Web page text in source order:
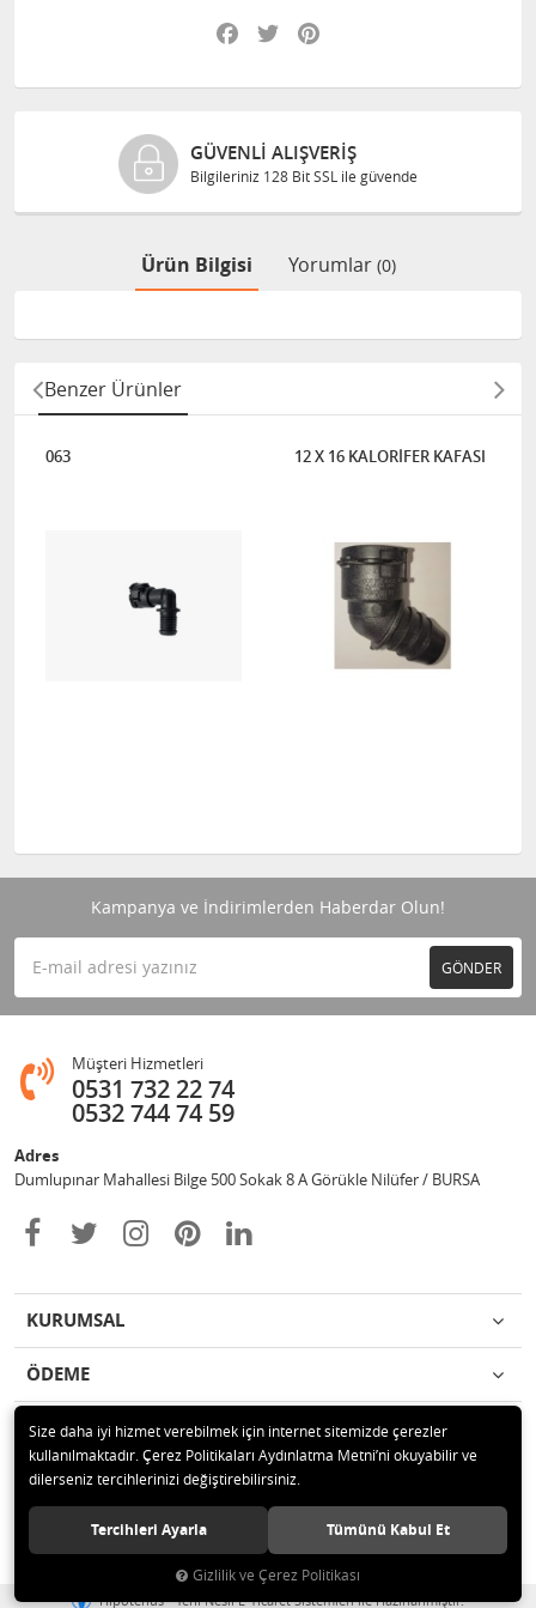
Facebook
Twitter
GÜVENLI ALIŞVERIŞ
Bilgileriniz 128 Bit SSL ile güvende
Ürün Bilgisi Yorumlar (0)
Benzer Ürünler
063 12 X 16 KALORİFER KAFASI
Kampanya ve İndirimlerden Haberdar Olun!
GÖNDER
Müşteri Hizmetleri
0531 732 22 74
0532 744 74 59
Adres
Dumlupınar Mahallesi Bilge 500 Sokak 8 A Görükle Nilüfer / BURSA
KURUMSAL
ÖDEME
İLETİŞİM
© 2020 MAG OTOMOTİV Tüm hakları saklıdır.
Hipotenüs Yeni Nesil E-Ticaret Sistemleri ile Hazırlanmıştır.
Size daha iyi hizmet verebilmek için internet sitemizde çerezler
kullanılmaktadır. Çerez Politikaları Aydınlatma Metni’ni okuyabilir ve
dilerseniz tercihlerinizi değiştirebilirsiniz.
Tercihleri Ayarla Tümünü Kabul Et
Gizlilik ve Çerez Politikası